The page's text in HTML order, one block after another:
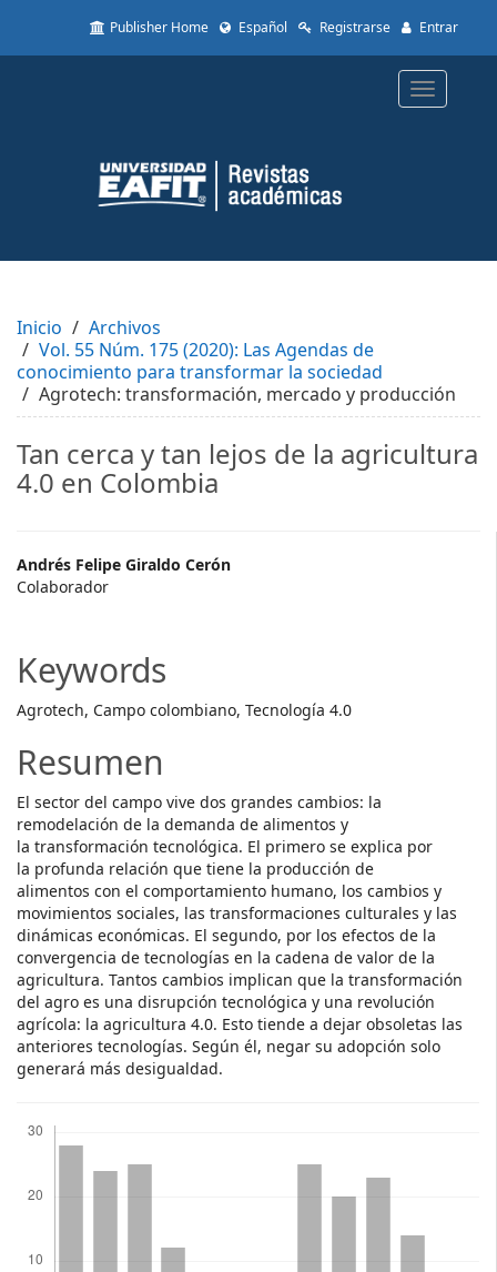
to
Content
Sidebar
Publisher Home Español Registrarse Entrar
Toggle
Inicio
Archivos
Vol. 55 Núm. 175 (2020): Las Agendas de
conocimiento para transformar la sociedad
Agrotech: transformación, mercado y producción
Tan cerca y tan lejos de la agricultura
4.0 en Colombia
Main
Article
Andrés Felipe Giraldo Cerón
Colaborador
Keywords
Agrotech, Campo colombiano, Tecnología 4.0
Resumen
El sector del campo vive dos grandes cambios: la
remodelación de la demanda de alimentos y
la transformación tecnológica. El primero se explica por
la profunda relación que tiene la producción de
alimentos con el comportamiento humano, los cambios y
movimientos sociales, las transformaciones culturales y las
dinámicas económicas. El segundo, por los efectos de la
convergencia de tecnologías en la cadena de valor de la
agricultura. Tantos cambios implican que la transformación
del agro es una disrupción tecnológica y una revolución
agrícola: la agricultura 4.0. Esto tiende a dejar obsoletas las
anteriores tecnologías. Según él, negar su adopción solo
generará más desigualdad.